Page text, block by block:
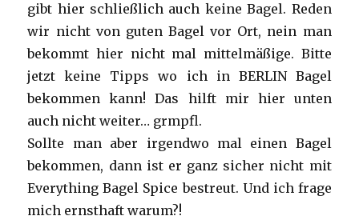
gibt hier schließlich auch keine Bagel. Reden
wir nicht von guten Bagel vor Ort, nein man
bekommt hier nicht mal mittelmäßige. Bitte
jetzt keine Tipps wo ich in BERLIN Bagel
bekommen kann! Das hilft mir hier unten
auch nicht weiter… grmpfl.
Sollte man aber irgendwo mal einen Bagel
bekommen, dann ist er ganz sicher nicht mit
Everything Bagel Spice bestreut. Und ich frage
mich ernsthaft warum?!